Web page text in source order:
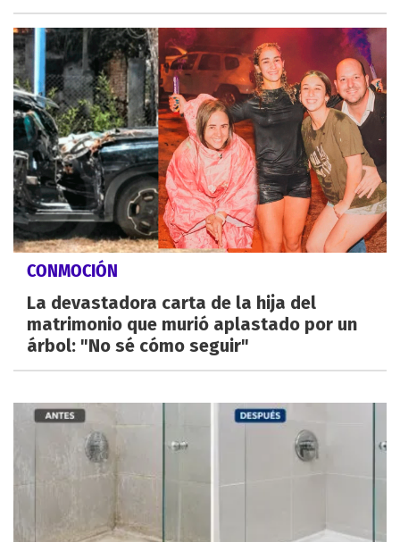
CONMOCIÓN
La devastadora carta de la hija del
matrimonio que murió aplastado por un
árbol: "No sé cómo seguir"